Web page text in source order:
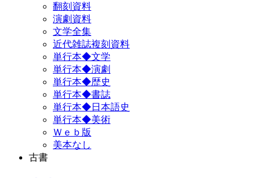
翻刻資料
演劇資料
文学全集
近代雑誌複刻資料
単行本◆文学
単行本◆演劇
単行本◆歴史
単行本◆書誌
単行本◆日本語史
単行本◆美術
Ｗｅｂ版
美本なし
古書